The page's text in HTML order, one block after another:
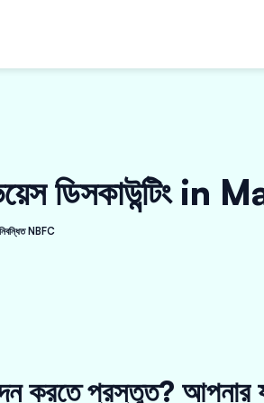
ডিসকাউন্টিং
NBFC
করতে প্রস্তুত? আপনার